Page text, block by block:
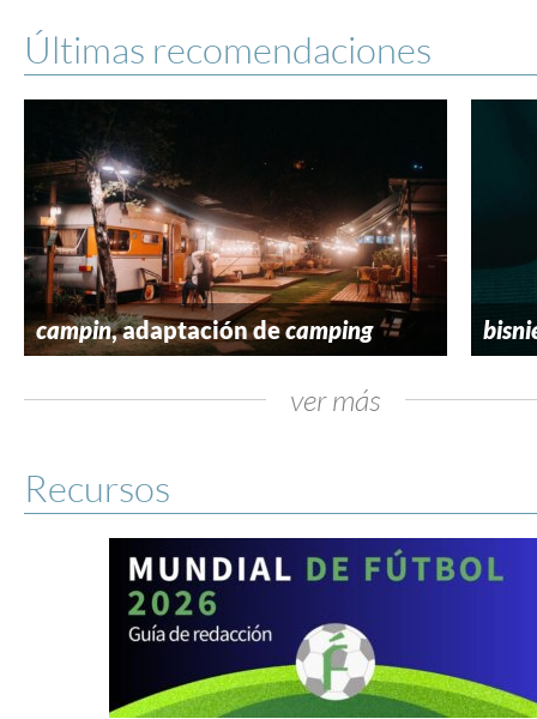
Últimas recomendaciones
campin, adaptación decamping
ver más
Recursos